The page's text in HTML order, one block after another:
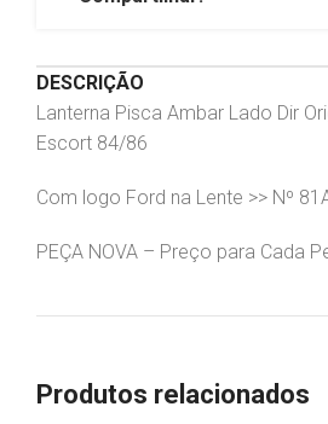
DESCRIÇÃO
Lanterna Pisca Ambar Lado Dir
Escort 84/86
Com logo Ford na Lente >> Nº
PEÇA NOVA – Preço para Cada
Produtos relacionados